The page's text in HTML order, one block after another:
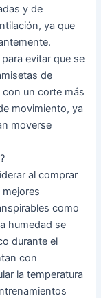
y de
ya que
evitar que se
de
un corte más
movimiento, ya
moverse
al comprar
como
humedad se
durante el
con
la temperatura